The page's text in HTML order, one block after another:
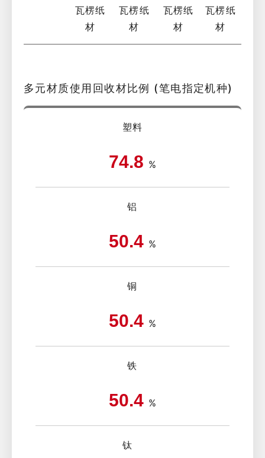
瓦楞纸
材
瓦楞纸
材
瓦楞纸
材
瓦楞纸
材
多元材质使用回收材比例 (笔电指定机种)
塑料
74.8 %
铝
50.4 %
铜
50.4 %
铁
50.4 %
钛